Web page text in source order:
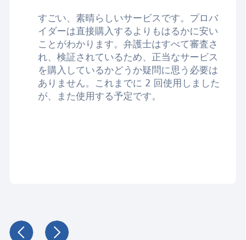
すごい、素晴らしいサービスです。プロバ
イダーは直接購入するよりもはるかに安い
ことがわかります。弁護士はすべて審査さ
れ、検証されているため、正当なサービス
を購入しているかどうか疑問に思う必要は
ありません。これまでに 2 回使用しました
が、また使用する予定です。